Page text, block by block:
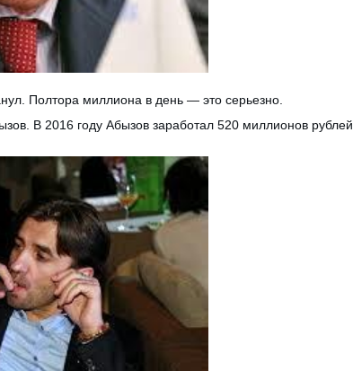
Полтора миллиона в день — это серьезно.
В 2016 году Абызов заработал 520 миллионов рублей.